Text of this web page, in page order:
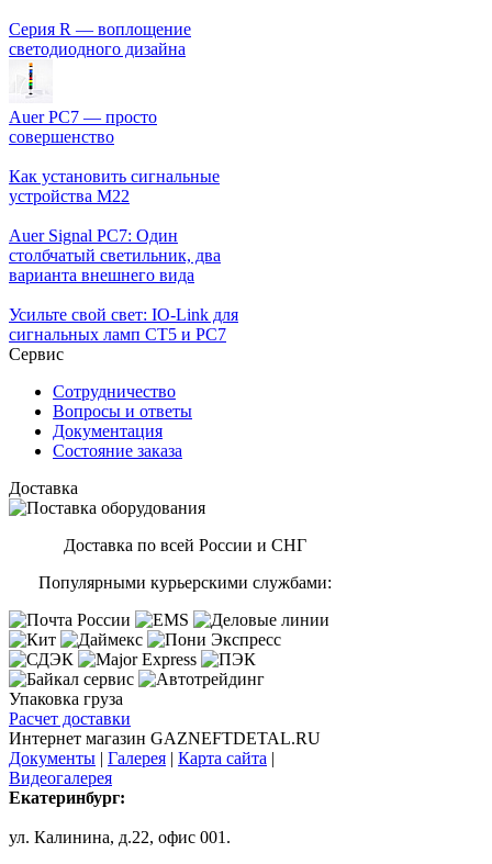
Серия R — воплощение
светодиодного дизайна
Auer PC7 — просто
совершенство
Как установить сигнальные
устройства М22
Auer Signal PC7: Один
столбчатый светильник, два
варианта внешнего вида
Усильте свой свет: IO-Link для
сигнальных ламп CT5 и PC7
Сервис
Сотрудничество
Вопросы и ответы
Документация
Состояние заказа
Доставка
Доставка по всей России и СНГ
Популярными курьерскими службами:
Упаковка груза
Расчет доставки
Интернет магазин GAZNEFTDETAL.RU
Документы | Галерея | Карта сайта |
Видеогалерея
Екатеринбург:
ул. Калинина, д.22, офис 001.